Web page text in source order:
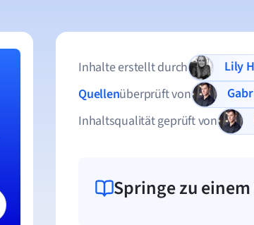
Inhalte erstellt durch
Quellenüberprüft von
Inhaltsqualität geprüft von
Springe zu